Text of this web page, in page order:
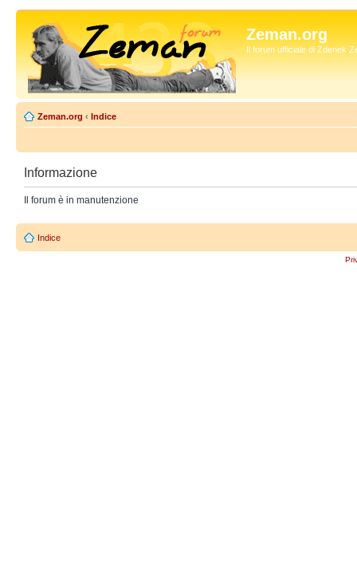
Zeman.org
Il forum ufficiale di Zdenek
Zeman.org ‹ Indice
Informazione
Il forum è in manutenzione
Indice